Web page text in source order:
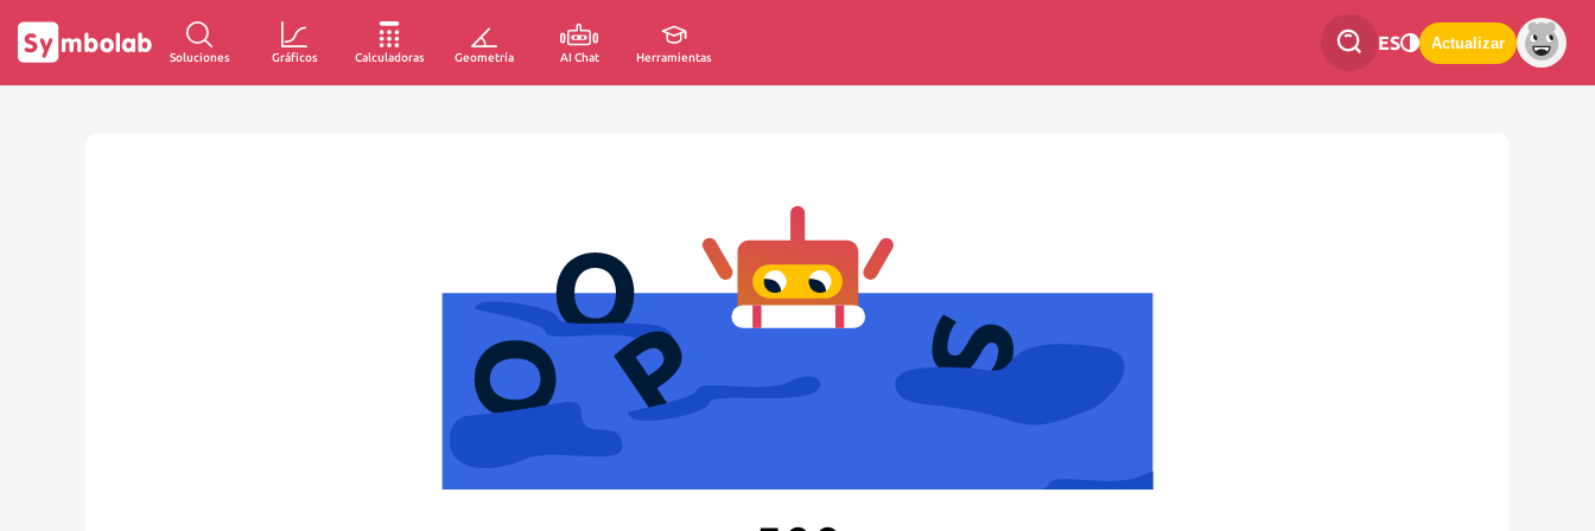
Soluciones Gráficos Calculadoras Geometría AI Chat Herramientas
ES Actualizar